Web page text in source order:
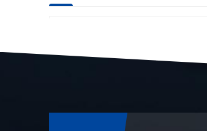
Teile